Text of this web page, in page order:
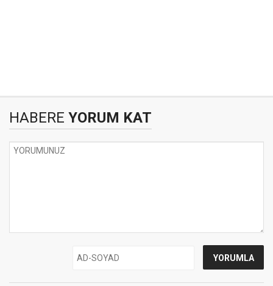
HABERE YORUM KAT